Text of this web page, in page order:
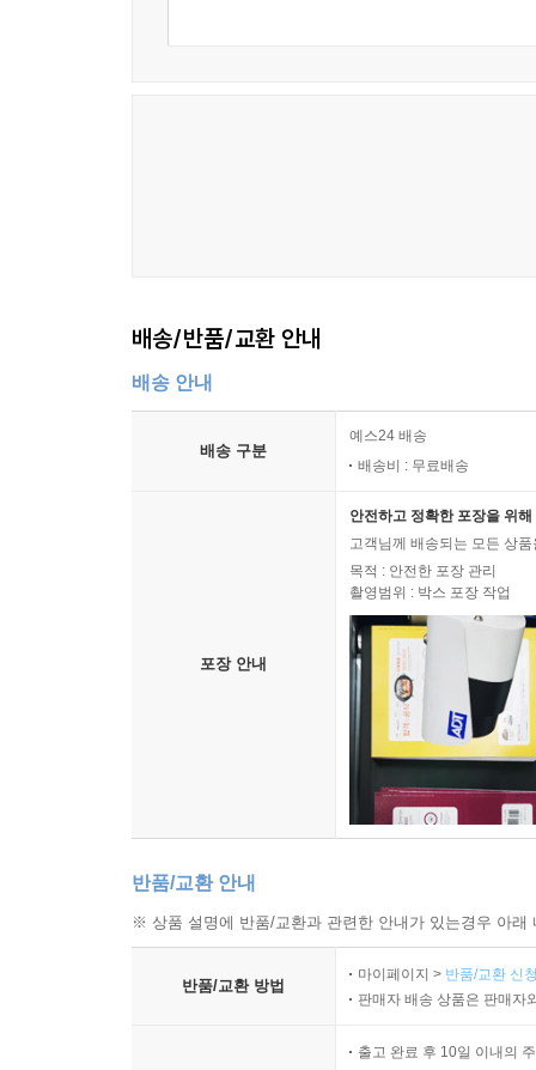
주식계좌를 3개월 만에 봤는데 사기당한 것 같
제목이 자극적이었나요? 저는 마케팅회사를 운
공부하고 투자하라고 했던 ETF에서 사기급 수
결과를 얻었네요. 평소 편안한 투자를 지향하는
- 위사 님의 수익인증 중에서 (2023. 4. 16)
ETF로만 한 달 100만원 수익 후기 (ETF 장점)
첫 번째, ETF를 배우면 평생 투자에 사용할 수 있
두 번째, 모든 재테크 중에서 제일 쉽습니다. 한
찾아보기도 했지만 ETF는 돈맛이 찐입니다.
- 슈슈 님의 수익인증 중에서 (2022. 8. 20)
그토록 바라던 월 천만원 달성했습니다! ★★★★★
1월에 지수가 하락하는 것을 보고 ETF로 몰빵
배송/반품/교환 안내
배송 안내
배송 구분
예스24 배송
배송비 : 무료배송
포장 안내
안전하고 정확한 포장을 위
고객님께 배송되는 모든 상
목적 : 안전한 포장 관리
촬영범위 : 박스 포장 작업
반품/교환 안내
※ 상품 설명에 반품/교환과 관련한 안내가 있는경우 아
반품/교환 방법
마이페이지 > 반품/교환 신
판매자 배송 상품은 판매자
출고 완료 후 10일 이내의